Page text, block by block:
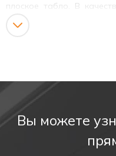
плоское табло. В
модификации
различных
Соответствует ГОСТ Р
2-22.Вы можете